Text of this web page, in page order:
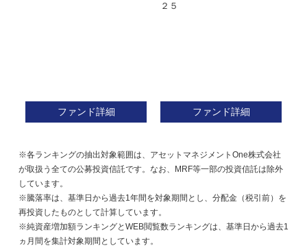
ファンド詳細
２５
ファンド詳細
※各ランキングの抽出対象範囲は、アセットマネジメントOne株式会社
が取扱う全ての公募投資信託です。なお、MRF等一部の投資信託は除外
しています。
※騰落率は、基準日から過去1年間を対象期間とし、分配金（税引前）を
再投資したものとして計算しています。
※純資産増加額ランキングとWEB閲覧数ランキングは、基準日から過去1
ヵ月間を集計対象期間としています。